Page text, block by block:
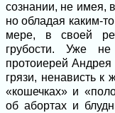
сознании, не имея,
но обладая каким-
мере, в своей
грубости. Уже
протоиерей Андрея
грязи, ненависть
«кошечках» и
об абортах и